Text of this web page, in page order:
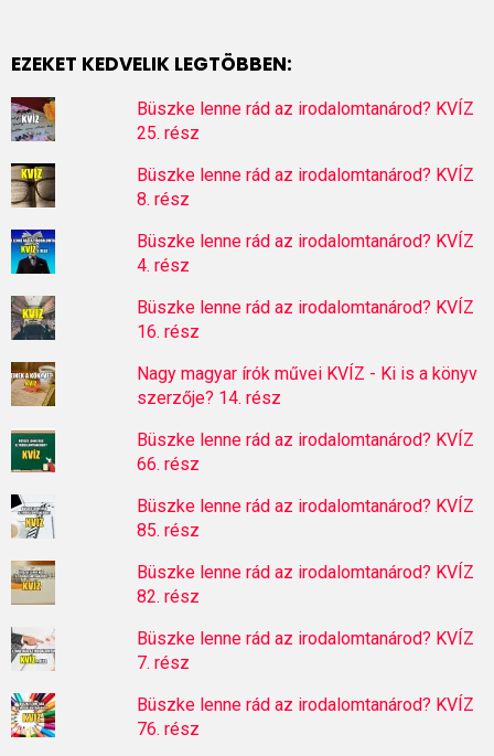
EZEKET KEDVELIK LEGTÖBBEN:
Büszke lenne rád az irodalomtanárod? KVÍZ
25. rész
Büszke lenne rád az irodalomtanárod? KVÍZ
8. rész
Büszke lenne rád az irodalomtanárod? KVÍZ
4. rész
Büszke lenne rád az irodalomtanárod? KVÍZ
16. rész
Nagy magyar írók művei KVÍZ - Ki is a könyv
szerzője? 14. rész
Büszke lenne rád az irodalomtanárod? KVÍZ
66. rész
Büszke lenne rád az irodalomtanárod? KVÍZ
85. rész
Büszke lenne rád az irodalomtanárod? KVÍZ
82. rész
Büszke lenne rád az irodalomtanárod? KVÍZ
7. rész
Büszke lenne rád az irodalomtanárod? KVÍZ
76. rész